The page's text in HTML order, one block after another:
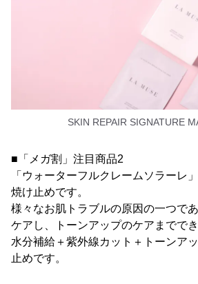
SKIN REPAIR SIGNATURE
■「メガ割」注目商品2
「ウォーターフルクレームソラーレ
焼け止めです。
様々なお肌トラブルの原因の一つで
ケアし、トーンアップのケアまででき
水分補給＋紫外線カット＋トーンア
止めです。